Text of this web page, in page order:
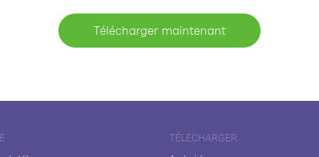
Télécharger maintenant
TÉLÉCHARGER